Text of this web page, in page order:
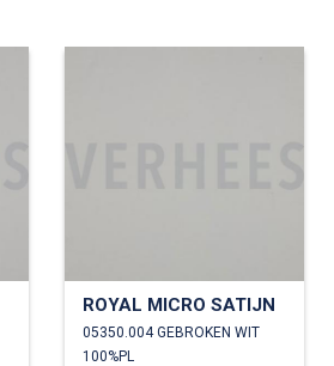
ROYAL MICRO SATIJN
05350.004 GEBROKEN WIT
100%PL